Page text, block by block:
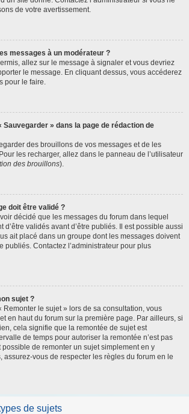
de votre avertissement.
messages à un modérateur ?
allez sur le message à signaler et vous devriez
le message. En cliquant dessus, vous accéderez
pour le faire.
Sauvegarder » dans la page de rédaction de
des brouillons de vos messages et de les
les recharger, allez dans le panneau de l’utilisateur
des brouillons).
doit être validé ?
décidé que les messages du forum dans lequel
d’être validés avant d’être publiés. Il est possible aussi
ait placé dans un groupe dont les messages doivent
publiés. Contactez l’administrateur pour plus
sujet ?
Remonter le sujet » lors de sa consultation, vous
en haut du forum sur la première page. Par ailleurs, si
cela signifie que la remontée de sujet est
de temps pour autoriser la remontée n’est pas
possible de remonter un sujet simplement en y
assurez-vous de respecter les règles du forum en le
de sujets